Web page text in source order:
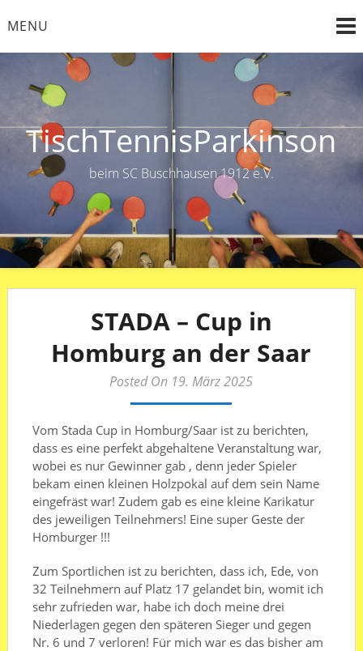
toMENU
TischTennisParkinson
beim SC Buschhausen 1912 e.V.
STADA – Cup in
Homburg an der Saar
Posted On 19. März 2025
Vom Stada Cup in Homburg/Saar ist zu berichten,
dass es eine perfekt abgehaltene Veranstaltung war,
wobei es nur Gewinner gab , denn jeder Spieler
bekam einen kleinen Holzpokal auf dem sein Name
eingefräst war! Zudem gab es eine kleine Karikatur
des jeweiligen Teilnehmers! Eine super Geste der
Homburger !!!
Zum Sportlichen ist zu berichten, dass ich, Ede, von
32 Teilnehmern auf Platz 17 gelandet bin, womit ich
sehr zufrieden war, habe ich doch meine drei
Niederlagen gegen den späteren Sieger und gegen
Nr. 6 und 7 verloren! Für mich war es das bisher am